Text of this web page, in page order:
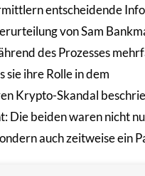
entscheidende
von Sam
des Prozesses
sie ihre Rolle in dem
Krypto-Skandal
Die beiden waren nicht
auch zeitweise ein